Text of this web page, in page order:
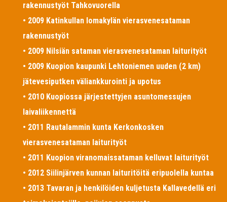
rakennustyöt Tahkovuorella
• 2009 Katinkullan lomakylän vierasvenesataman
rakennustyöt
• 2009 Nilsiän sataman vierasvenesataman laiturityöt
• 2009 Kuopion kaupunki Lehtoniemen uuden (2 km)
jätevesiputken väliankkurointi ja upotus
• 2010 Kuopiossa järjestettyjen asuntomessujen
laivaliikennettä
• 2011 Rautalammin kunta Kerkonkosken
vierasvenesataman laiturityöt
• 2011 Kuopion viranomaissataman kelluvat laiturityöt
• 2012 Siilinjärven kunnan laituritöitä eripuolella kuntaa
• 2013 Tavaran ja henkilöiden kuljetusta Kallavedellä eri